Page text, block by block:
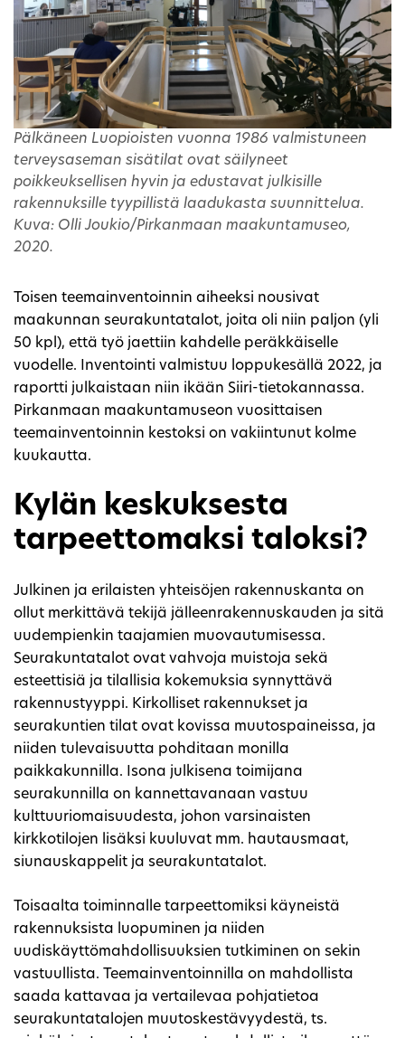
Pälkäneen Luopioisten vuonna 1986 valmistuneen
terveysaseman sisätilat ovat säilyneet
poikkeuksellisen hyvin ja edustavat julkisille
rakennuksille tyypillistä laadukasta suunnittelua.
Kuva: Olli Joukio/Pirkanmaan maakuntamuseo,
2020.
Toisen teemainventoinnin aiheeksi nousivat
maakunnan seurakuntatalot, joita oli niin paljon (yli
50 kpl), että työ jaettiin kahdelle peräkkäiselle
vuodelle. Inventointi valmistuu loppukesällä 2022, ja
raportti julkaistaan niin ikään Siiri-tietokannassa.
Pirkanmaan maakuntamuseon vuosittaisen
teemainventoinnin kestoksi on vakiintunut kolme
kuukautta.
Kylän keskuksesta
tarpeettomaksi taloksi?
Julkinen ja erilaisten yhteisöjen rakennuskanta on
ollut merkittävä tekijä jälleenrakennuskauden ja sitä
uudempienkin taajamien muovautumisessa.
Seurakuntatalot ovat vahvoja muistoja sekä
esteettisiä ja tilallisia kokemuksia synnyttävä
rakennustyyppi. Kirkolliset rakennukset ja
seurakuntien tilat ovat kovissa muutospaineissa, ja
niiden tulevaisuutta pohditaan monilla
paikkakunnilla. Isona julkisena toimijana
seurakunnilla on kannettavanaan vastuu
kulttuuriomaisuudesta, johon varsinaisten
kirkkotilojen lisäksi kuuluvat mm. hautausmaat,
siunauskappelit ja seurakuntatalot.
Toisaalta toiminnalle tarpeettomiksi käyneistä
rakennuksista luopuminen ja niiden
uudiskäyttömahdollisuuksien tutkiminen on sekin
vastuullista. Teemainventoinnilla on mahdollista
saada kattavaa ja vertailevaa pohjatietoa
seurakuntatalojen muutoskestävyydestä, ts.